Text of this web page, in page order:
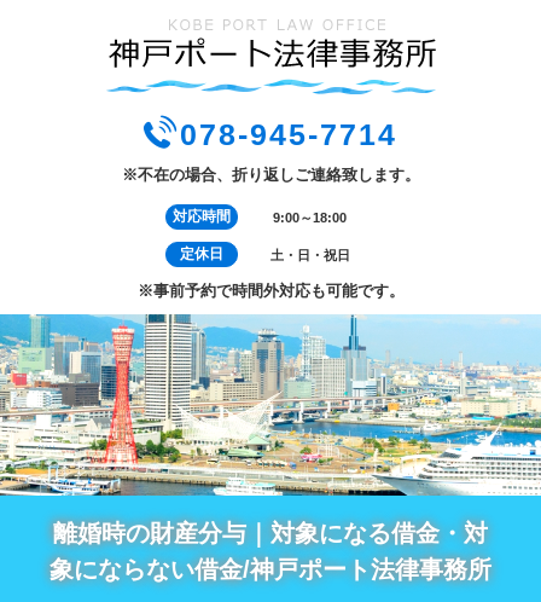
078-945-7714
※不在の場合、折り返しご連絡致します。
対応時間 9:00～18:00
定休日 土・日・祝日
※事前予約で時間外対応も可能です。
離婚時の財産分与｜対象になる借金・対
象にならない借金/神戸ポート法律事務所